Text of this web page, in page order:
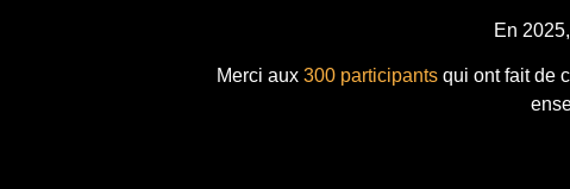
En
Merci aux 300 participantsqui ont fait de